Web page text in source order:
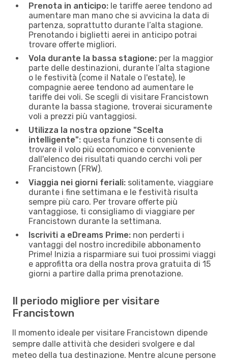
Prenota in anticipo: le tariffe aeree tendono ad
aumentare man mano che si avvicina la data di
partenza, soprattutto durante l’alta stagione.
Prenotando i biglietti aerei in anticipo potrai
trovare offerte migliori.
Vola durante la bassa stagione: per la maggior
parte delle destinazioni, durante l’alta stagione
o le festività (come il Natale o l'estate), le
compagnie aeree tendono ad aumentare le
tariffe dei voli. Se scegli di visitare Francistown
durante la bassa stagione, troverai sicuramente
voli a prezzi più vantaggiosi.
Utilizza la nostra opzione "Scelta
intelligente": questa funzione ti consente di
trovare il volo più economico e conveniente
dall'elenco dei risultati quando cerchi voli per
Francistown (FRW).
Viaggia nei giorni feriali: solitamente, viaggiare
durante i fine settimana e le festività risulta
sempre più caro. Per trovare offerte più
vantaggiose, ti consigliamo di viaggiare per
Francistown durante la settimana.
Iscriviti a eDreams Prime: non perderti i
vantaggi del nostro incredibile abbonamento
Prime! Inizia a risparmiare sui tuoi prossimi viaggi
e approfitta ora della nostra prova gratuita di 15
giorni a partire dalla prima prenotazione.
Il periodo migliore per visitare
Francistown
Il momento ideale per visitare Francistown dipende
sempre dalle attività che desideri svolgere e dal
meteo della tua destinazione. Mentre alcune persone